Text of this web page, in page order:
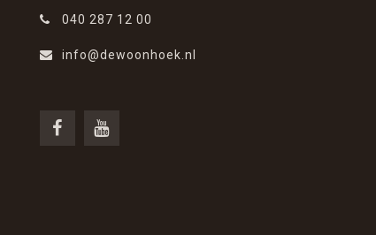
040 287 12 00
info@dewoonhoek.nl